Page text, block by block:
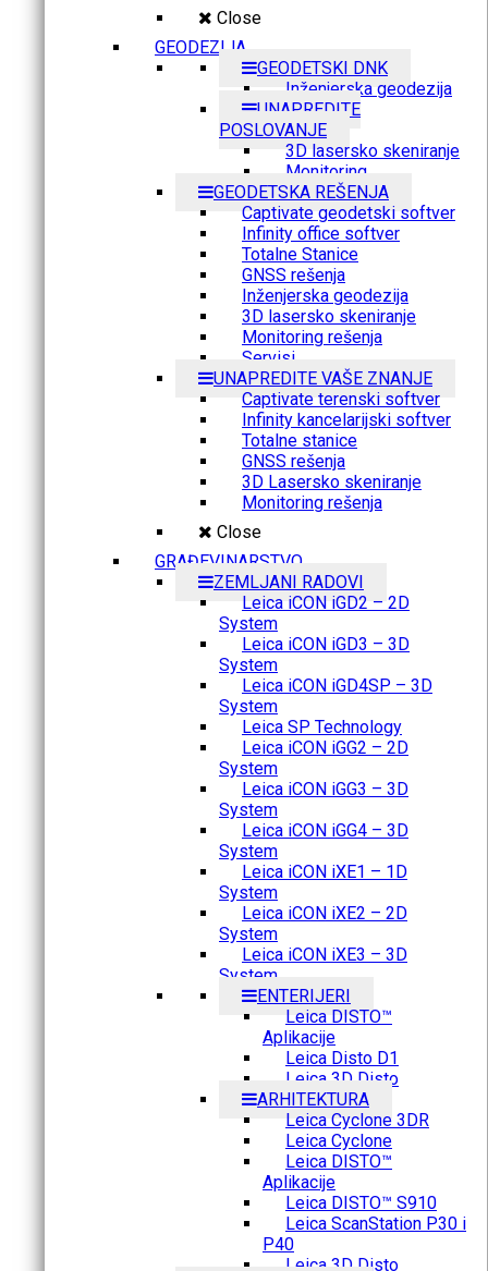
Close
GEODEZIJA
GEODETSKI DNK
Inženjerska geodezija
UNAPREDITE
POSLOVANJE
3D lasersko skeniranje
Monitoring
GEODETSKA REŠENJA
Captivate geodetski softver
Infinity office softver
Totalne Stanice
GNSS rešenja
Inženjerska geodezija
3D lasersko skeniranje
Monitoring rešenja
Servisi
UNAPREDITE VAŠE ZNANJE
Captivate terenski softver
Infinity kancelarijski softver
Totalne stanice
GNSS rešenja
3D Lasersko skeniranje
Monitoring rešenja
Close
GRAĐEVINARSTVO
ZEMLJANI RADOVI
Leica iCON iGD2 – 2D
System
Leica iCON iGD3 – 3D
System
Leica iCON iGD4SP – 3D
System
Leica SP Technology
Leica iCON iGG2 – 2D
System
Leica iCON iGG3 – 3D
System
Leica iCON iGG4 – 3D
System
Leica iCON iXE1 – 1D
System
Leica iCON iXE2 – 2D
System
Leica iCON iXE3 – 3D
System
ENTERIJERI
Leica DISTO™
Aplikacije
Leica Disto D1
Leica 3D Disto
ARHITEKTURA
Leica Cyclone 3DR
Leica Cyclone
Leica DISTO™
Aplikacije
Leica DISTO™ S910
Leica ScanStation P30 i
P40
Leica 3D Disto